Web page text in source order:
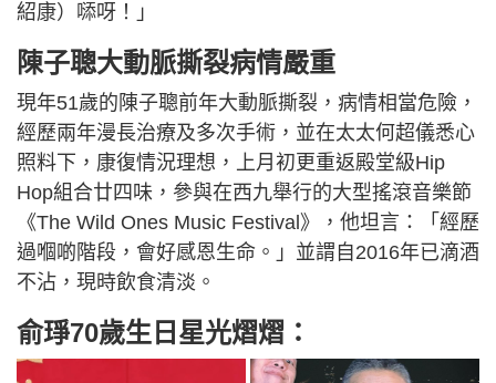
紹康）𠻹呀！」
陳子聰大動脈撕裂病情嚴重
現年51歲的陳子聰前年大動脈撕裂，病情相當危險，
經歷兩年漫長治療及多次手術，並在太太何超儀悉心
照料下，康復情況理想，上月初更重返殿堂級Hip
Hop組合廿四味，參與在西九舉行的大型搖滾音樂節
《The Wild Ones Music Festival》，他坦言：「經歷
過嗰啲階段，會好感恩生命。」並謂自2016年已滴酒
不沾，現時飲食清淡。
俞琤70歲生日星光熠熠：